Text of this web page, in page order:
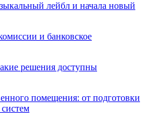
лейбл и начала новый
и банковское
решения доступны
помещения: от подготовки